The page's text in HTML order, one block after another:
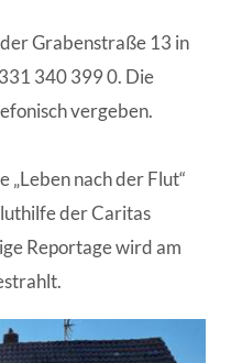
Grabenstraße 13 in
340 399 0. Die
vergeben.
„Leben nach der Flut“
der Caritas
Reportage wird am